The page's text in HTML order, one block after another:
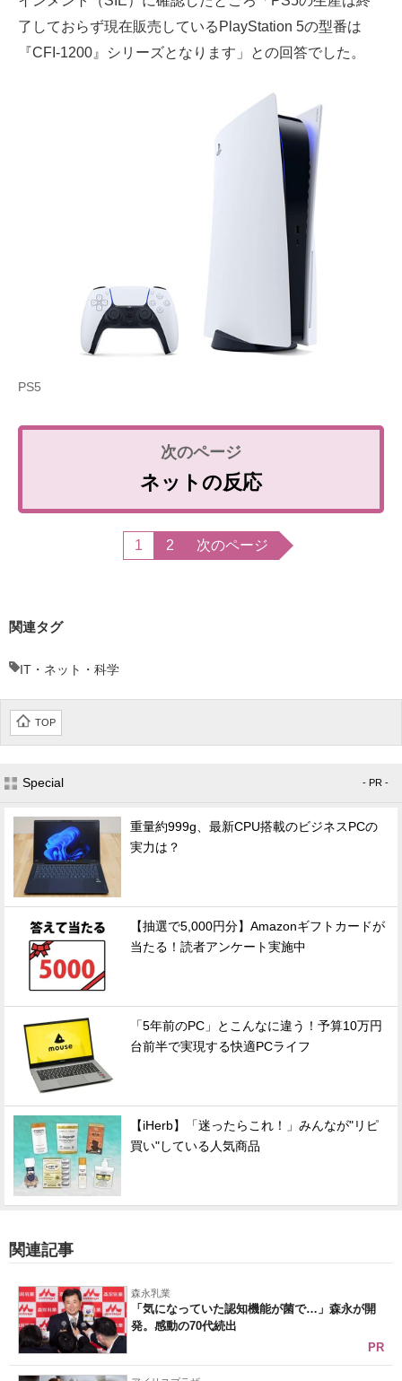
エネルギーの専門メディア
了しておらず現在販売しているPlayStation 5の型番は
『CFI-1200』シリーズとなります」との回答でした。
PS5
ネットの反応
1 2 次のページ
関連タグ
IT・ネット・科学
TOP
Special - PR -
重量約999g、最新CPU搭載のビジネスPCの
実力は？
【抽選で5,000円分】Amazonギフトカードが
当たる！読者アンケート実施中
「5年前のPC」とこんなに違う！予算10万円
台前半で実現する快適PCライフ
【iHerb】「迷ったらこれ！」みんなが"リピ
買い"している人気商品
関連記事
森永乳業
「気になっていた認知機能が菌で…」森永が開
発。感動の70代続出
PR